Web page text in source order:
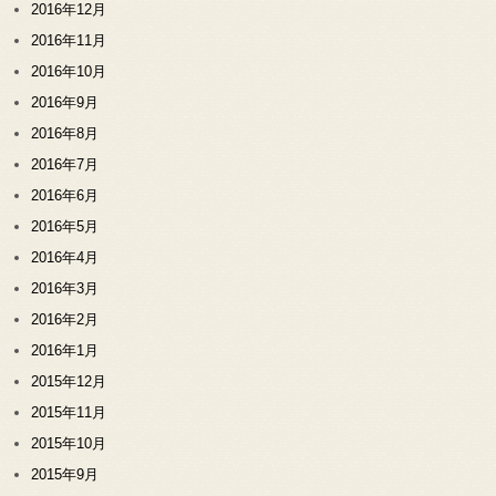
2016年12月
2016年11月
2016年10月
2016年9月
2016年8月
2016年7月
2016年6月
2016年5月
2016年4月
2016年3月
2016年2月
2016年1月
2015年12月
2015年11月
2015年10月
2015年9月